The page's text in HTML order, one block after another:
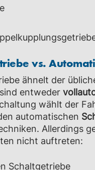
vs.
ähnelt der
entweder
wählt der
automatischen
Allerdings
nicht auftreten:
Schaltgetriebe